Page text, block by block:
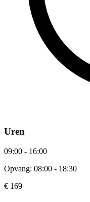
Uren
09:00 - 16:00
Opvang: 08:00 - 18:30
€ 169